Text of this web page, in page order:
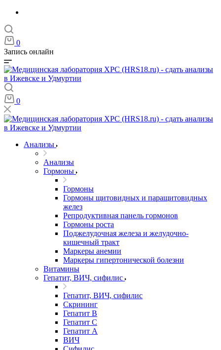
0
Запись онлайн
0
Анализы
Анализы
Гормоны
Гормоны
Гормоны щитовидных и паращитовидных
желез
Репродуктивная панель гормонов
Гормоны роста
Поджелудочная железа и желудочно-
кишечный тракт
Маркеры анемии
Маркеры гипертонической болезни
Витамины
Гепатит, ВИЧ, сифилис
Гепатит, ВИЧ, сифилис
Скрининг
Гепатит В
Гепатит С
Гепатит А
ВИЧ